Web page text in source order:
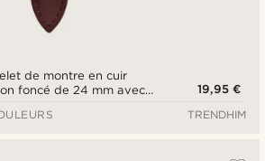
de montre en cuir
foncé de 24 mm avec
19,95 €
TRENDHIM